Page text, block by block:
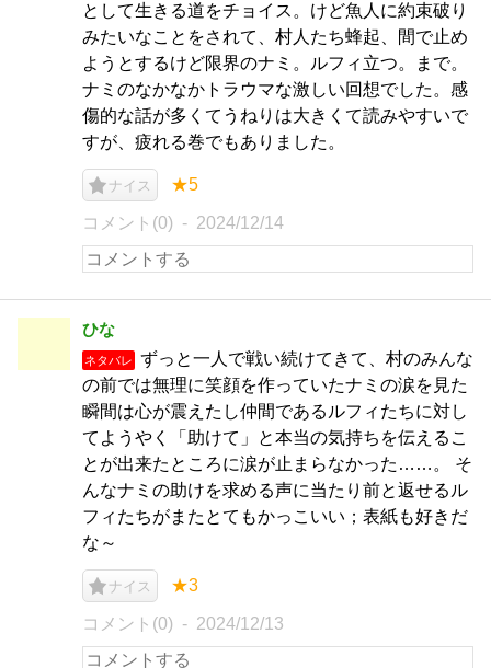
として生きる道をチョイス。けど魚人に約束破り
みたいなことをされて、村人たち蜂起、間で止め
ようとするけど限界のナミ。ルフィ立つ。まで。
ナミのなかなかトラウマな激しい回想でした。感
傷的な話が多くてうねりは大きくて読みやすいで
すが、疲れる巻でもありました。
ナイス ★5
コメント(0) 2024/12/14
ひな
ネタバレ
ずっと一人で戦い続けてきて、村のみんな
の前では無理に笑顔を作っていたナミの涙を見た
瞬間は心が震えたし仲間であるルフィたちに対し
てようやく「助けて」と本当の気持ちを伝えるこ
とが出来たところに涙が止まらなかった……。 そ
んなナミの助けを求める声に当たり前と返せるル
フィたちがまたとてもかっこいい；表紙も好きだ
な～
ナイス ★3
コメント(0) 2024/12/13